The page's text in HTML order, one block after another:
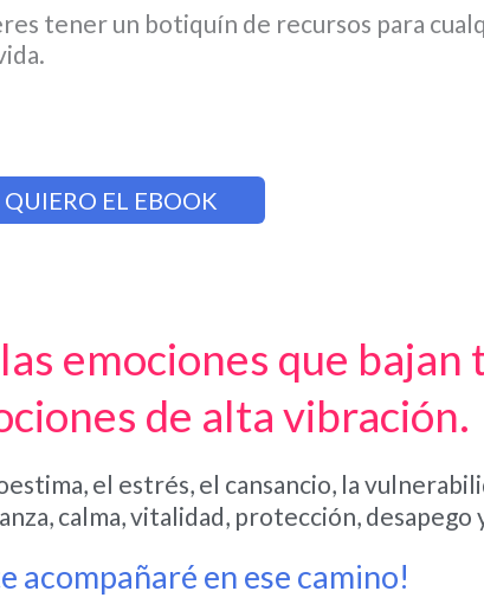
tener un botiquín de recursos para
QUIERO EL EBOOK
emociones que bajan
de alta vibración.
el estrés, el cansancio, la
calma, vitalidad, protección,
acompañaré en ese camino!